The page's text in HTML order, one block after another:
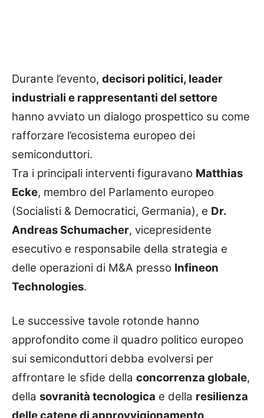
Durante l’evento, decisori politici, leader
industriali e rappresentanti del settore
hanno avviato un dialogo prospettico su come
rafforzare l’ecosistema europeo dei
semiconduttori.
Tra i principali interventi figuravano Matthias
Ecke, membro del Parlamento europeo
(Socialisti & Democratici, Germania), e Dr.
Andreas Schumacher, vicepresidente
esecutivo e responsabile della strategia e
delle operazioni di M&A presso Infineon
Technologies.
Le successive tavole rotonde hanno
approfondito come il quadro politico europeo
sui semiconduttori debba evolversi per
affrontare le sfide della concorrenza globale,
della sovranità tecnologica e della resilienza